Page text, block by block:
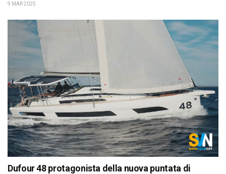
9 MAR 2025
Dufour 48 protagonista della nuova puntata di